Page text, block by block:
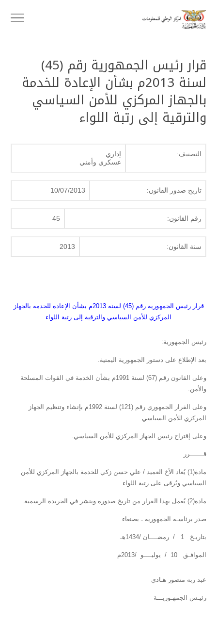
قرار رئيس الجمهورية رقم (45)
لسنة 2013م بشأن الإعادة للخدمة
بالجهاز المركزي للأمن السياسي
والترقية إلى رتبة اللواء
التصنيف:
إداري
عسكري وأمني
تاريخ صدور القانون: 10/07/2013
رقم القانون: 45
سنة القانون: 2013
قرار رئيس الجمهورية رقم (45) لسنة 2013م بشأن الإعادة للخدمة بالجهاز
المركزي للأمن السياسي والترقية إلى رتبة اللواء
رئيس الجمهورية:
بعد الإطلاع على دستور الجمهورية اليمنية.
وعلى القانون رقم (67) لسنة 1991م بشأن الخدمة في القوات المسلحة
والأمن.
وعلى القرار الجمهوري رقم (121) لسنة 1992م بإنشاء وتنظيم الجهاز
المركزي للأمن السياسي.
وعلى إقتراح رئيس الجهاز المركزي للأمن السياسي.
قـــــــرر
مادة(1) يُعاد الأخ العميد / علي حسن زكي للخدمة بالجهاز المركزي للأمن
السياسي ويُرقى على رتبة اللواء.
مادة(2) يُعمل بهذا القرار من تاريخ صدوره وينشر في الجريدة الرسمية.
صدر برئاسـة الجمهورية ـ بصنعاء
بتاريـخ 1 / رمضــــان /1434هـ
الموافـق 10 / يوليــــو /2013م
عبد ربه منصور هـادي
رئيـس الجمهـوريـــة